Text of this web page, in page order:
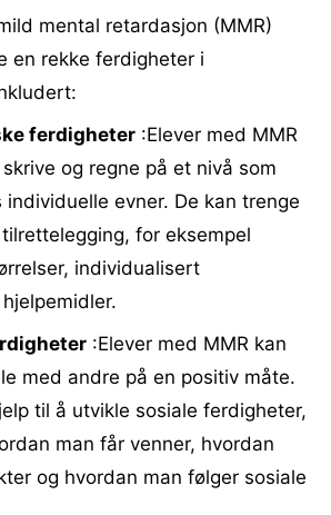
mental retardasjon (MMR)
en rekke ferdigheter i
ferdigheter :Elever med MMR
og regne på et nivå som
evner. De kan trenge
for eksempel
individualisert
:Elever med MMR kan
med andre på en positiv måte.
til å utvikle sosiale ferdigheter,
man får venner, hvordan
og hvordan man følger sosiale